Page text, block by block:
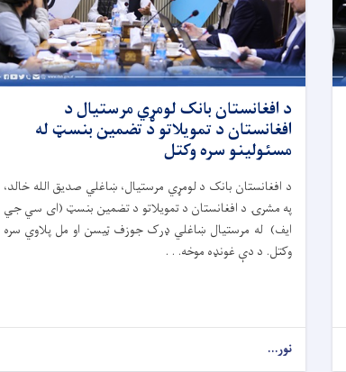
د افغانستان بانک لومړي مرستیال د
افغانستان د تمویلاتو د تضمین بنسټ له
مسئولینو سره وکتل
د افغانستان بانک د لومړي مرستیال، ښاغلي صدیق الله خالد،
په مشرۍ د افغانستان د تمویلاتو د تضمین بنسټ (ای سي جي
ایف) له مرستیال ښاغلي ډرک جوزف ټیسن او مل پلاوي سره
وکتل. د دې غونډه موخه. . .
نور...